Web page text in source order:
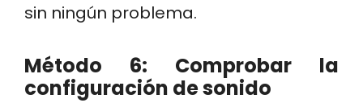
sin ningún problema.
Método 6: Comprobar la
configuración de sonido